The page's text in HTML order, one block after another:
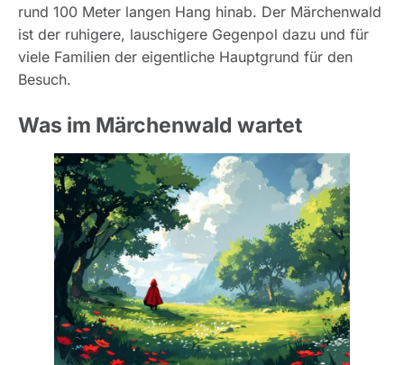
rund 100 Meter langen Hang hinab. Der Märchenwald
ist der ruhigere, lauschigere Gegenpol dazu und für
viele Familien der eigentliche Hauptgrund für den
Besuch.
Was im Märchenwald wartet